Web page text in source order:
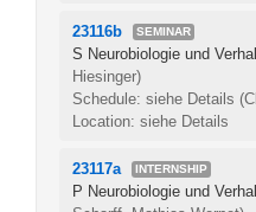
23116b SEMINAR
S Neurobiologie und
Hiesinger)
Schedule: siehe Details
Location: siehe Details
23117a INTERNSHIP
P Neurobiologie und